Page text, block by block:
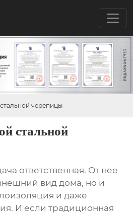
черепицы
стальной
ответственная. От нее
вид дома, но и
и даже
И если традиционная